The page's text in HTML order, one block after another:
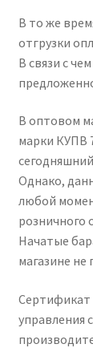
В то же
отгрузки
В связи с
В оптовом
марки КУПВ
Однако,
любой
розничного
Начатые
магазине не
Сертификат
управления